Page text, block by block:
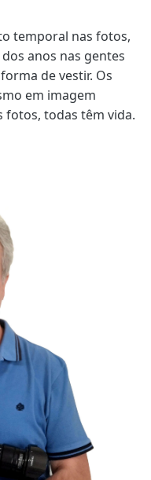
temporal nas fotos,
anos nas gentes
de vestir. Os
em imagem
fotos, todas têm vida.